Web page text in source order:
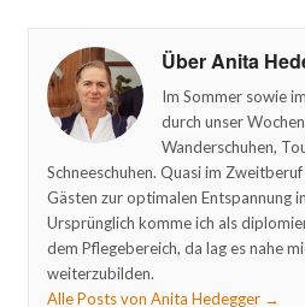
Über Anita
Im Sommer sowie
durch unser
Wanderschuhen,
Schneeschuhen. Quasi im
Gästen zur optimalen Entspannung
Ursprünglich komme ich als
dem Pflegebereich, da lag es nahe
weiterzubilden.
Alle Posts von Anita Hedegger →